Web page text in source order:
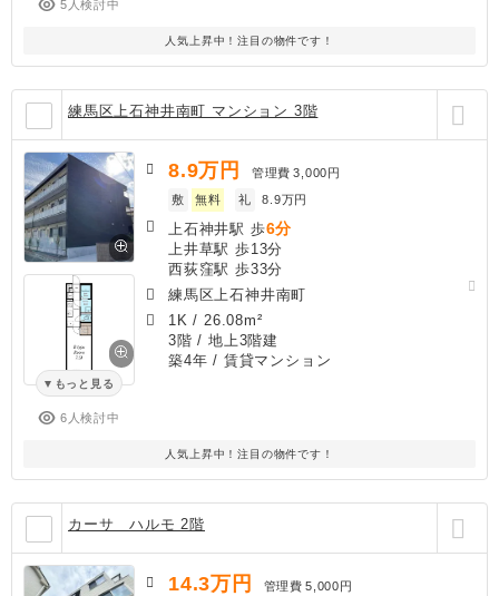
5人検討中
人気上昇中！注目の物件です！
練馬区上石神井南町 マンション 3階
もっと見る
6人検討中
8.9万円 管理費 3,000円
敷
無料 礼 8.9万円
上石神井駅 歩6分
上井草駅 歩13分
西荻窪駅 歩33分
練馬区上石神井南町
1K / 26.08m²
3階 / 地上3階建
築4年 / 賃貸マンション
人気上昇中！注目の物件です！
カーサ ハルモ 2階
14.3万円 管理費 5,000円